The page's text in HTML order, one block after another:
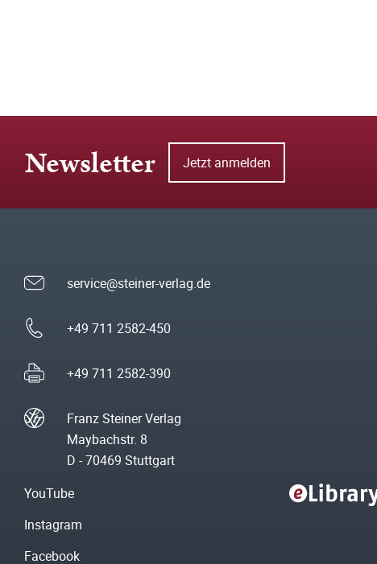
Newsletter Jetzt anmelden
service@steiner-verlag.de
+49 711 2582-450
+49 711 2582-390
Franz Steiner Verlag
Maybachstr. 8
D - 70469 Stuttgart
YouTube
Instagram
Facebook